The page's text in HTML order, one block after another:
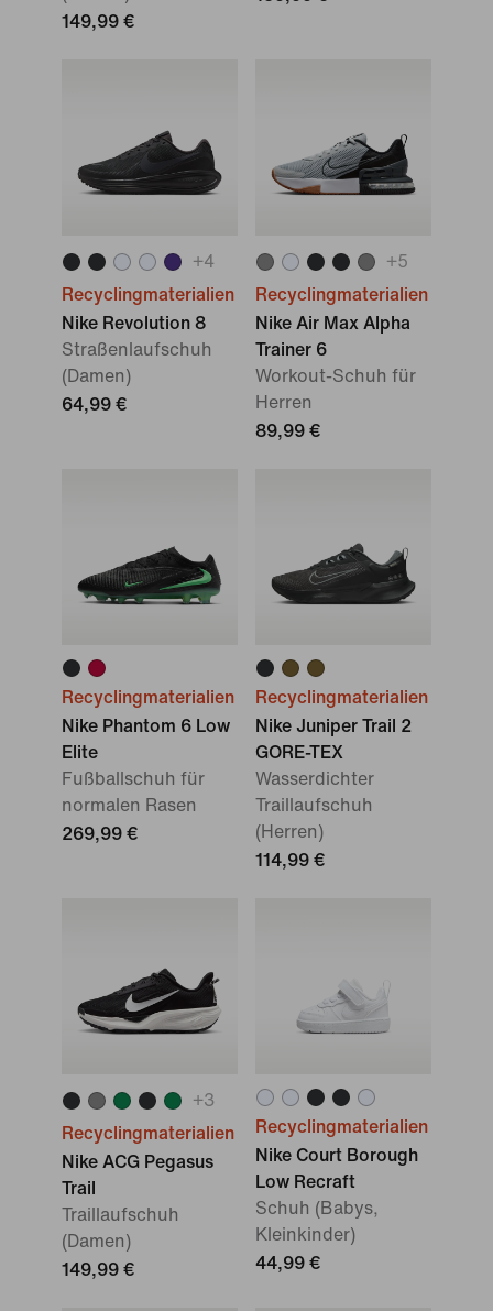
149,99 €
+4
Recyclingmaterialien
Nike Revolution 8
Straßenlaufschuh
(Damen)
64,99 €
+5
Recyclingmaterialien
Nike Air Max Alpha
Trainer 6
Workout-Schuh für
Herren
89,99 €
Recyclingmaterialien
Nike Phantom 6 Low
Elite
Fußballschuh für
normalen Rasen
269,99 €
Recyclingmaterialien
Nike Juniper Trail 2
GORE-TEX
Wasserdichter
Traillaufschuh
(Herren)
114,99 €
+3
Recyclingmaterialien
Nike ACG Pegasus
Trail
Traillaufschuh
(Damen)
149,99 €
Recyclingmaterialien
Nike Court Borough
Low Recraft
Schuh (Babys,
Kleinkinder)
44,99 €